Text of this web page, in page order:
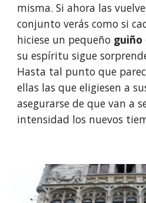
misma. Si ahora las
conjunto verás como si
hiciese un pequeño guiño
su espíritu sigue
Hasta tal punto que
ellas las que eligiesen a
asegurarse de que van a
intensidad los nuevos